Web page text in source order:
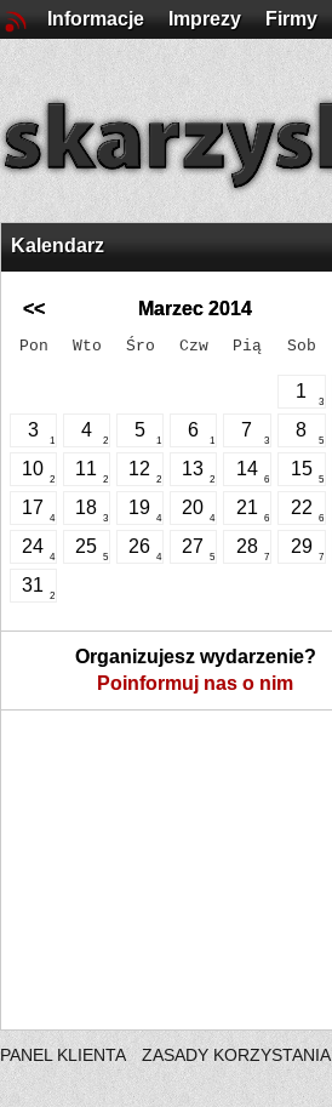
Informacje Imprezy Firmy
Kalendarz
<< Marzec 2014
Pon Wto Śro Czw Pią Sob
1
3
3
1
4
2
5
1
6
1
7
3
8
5
10
2
11
2
12
2
13
2
14
6
15
5
17
4
18
3
19
4
20
4
21
6
22
6
24
4
25
5
26
4
27
5
28
7
29
7
31
2
Organizujesz wydarzenie?
Poinformuj nas o nim
PANEL KLIENTA ZASADY KORZYSTANIA